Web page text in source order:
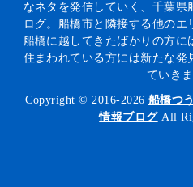
なネタを発信していく、千葉県
ログ。船橋市と隣接する他のエ
船橋に越してきたばかりの方に
住まわれている方には新たな発
ていきま
Copyright © 2016-2026 船橋つ
情報ブログAll